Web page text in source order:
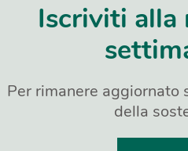
Iscriviti alla
Per rimanere aggiornato
della